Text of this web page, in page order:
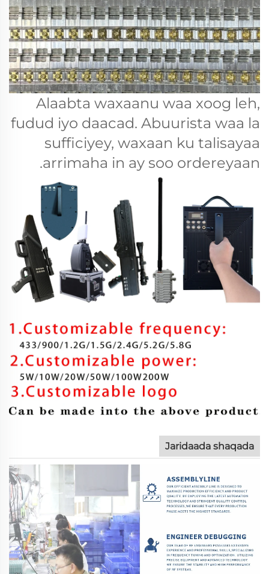
Alaabta waxaanu waa xoog leh,
fudud iyo daacad. Abuurista waa la
sufficiyey, waxaan ku talisayaa
arrimaha in ay soo ordereyaan.
Jaridaada shaqada